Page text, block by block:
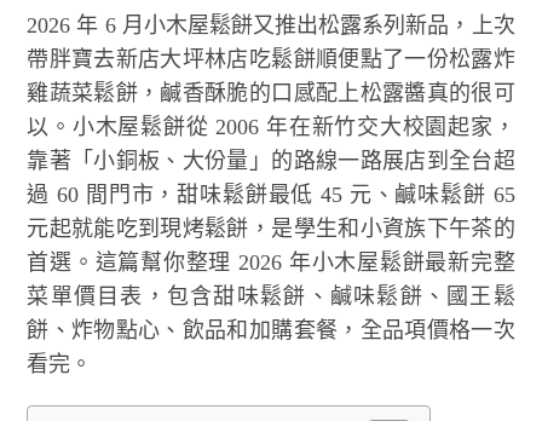
2026 年 6 月小木屋鬆餅又推出松露系列新品，上次
帶胖寶去新店大坪林店吃鬆餅順便點了一份松露炸
雞蔬菜鬆餅，鹹香酥脆的口感配上松露醬真的很可
以。小木屋鬆餅從 2006 年在新竹交大校園起家，
靠著「小銅板、大份量」的路線一路展店到全台超
過 60 間門市，甜味鬆餅最低 45 元、鹹味鬆餅 65
元起就能吃到現烤鬆餅，是學生和小資族下午茶的
首選。這篇幫你整理 2026 年小木屋鬆餅最新完整
菜單價目表，包含甜味鬆餅、鹹味鬆餅、國王鬆
餅、炸物點心、飲品和加購套餐，全品項價格一次
看完。